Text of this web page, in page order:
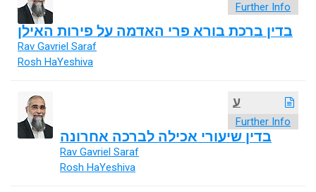
Further Info
בדין ברכת בורא פרי האדמה על פירות האילן
Rav Gavriel Saraf
Rosh HaYeshiva
ע
Further Info
בדין שיעורי אכילה לברכה אחרונה
Rav Gavriel Saraf
Rosh HaYeshiva